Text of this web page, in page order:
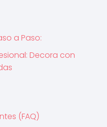
a Paso:
Decora con
(FAQ)